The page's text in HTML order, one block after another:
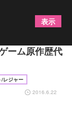
ウォークラ
ーム原作歴代
/レジャー
2016.6.22
表示